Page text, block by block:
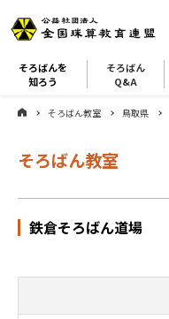
そろばんを
知ろう
そろばん
Q&A
そろばん教室 鳥取県
そろばん教室
鉄倉そろばん道場